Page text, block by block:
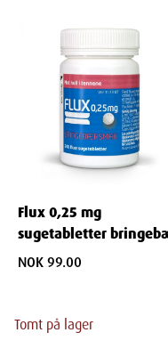
Flux 0,25 mg
sugetabletter
200 stk
NOK 99.00
Tomt på lager